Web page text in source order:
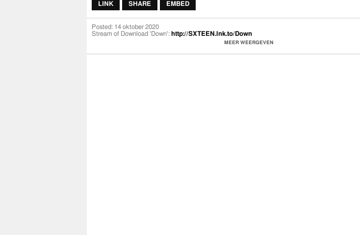
LINK SHARE EMBED
Posted: 14 oktober 2020
Stream of Download 'Down': http://SXTEEN.lnk.to/Down
MEER WEERGEVEN